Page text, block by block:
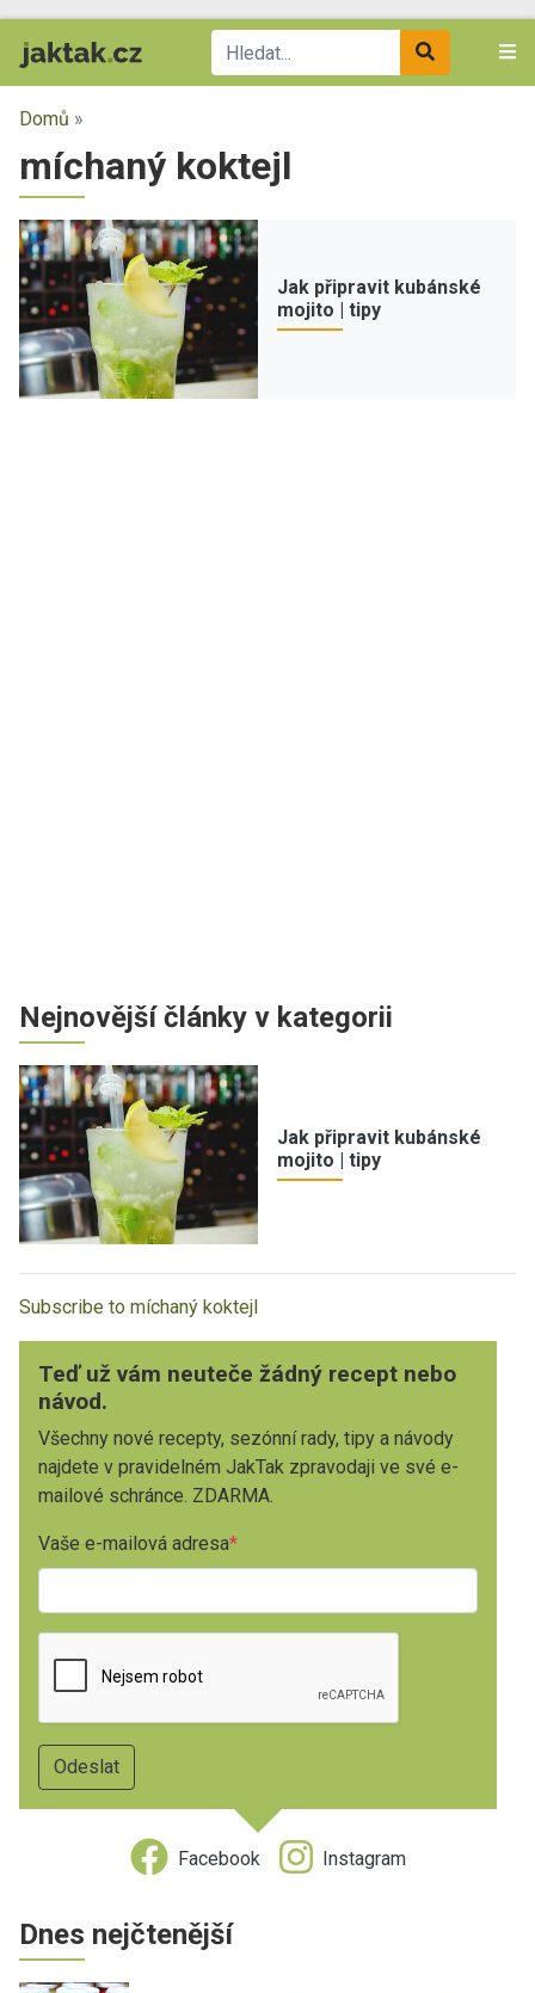
Domů »
míchaný koktejl
Jak připravit kubánské
mojito | tipy
Nejnovější články v kategorii
Jak připravit kubánské
mojito | tipy
Subscribe to míchaný koktejl
Teď už vám neuteče žádný recept nebo
návod.
Všechny nové recepty, sezónní rady, tipy a návody
najdete v pravidelném JakTak zpravodaji ve své e-
mailové schránce. ZDARMA.
Vaše e-mailová adresa
Facebook Instagram
Dnes nejčtenější